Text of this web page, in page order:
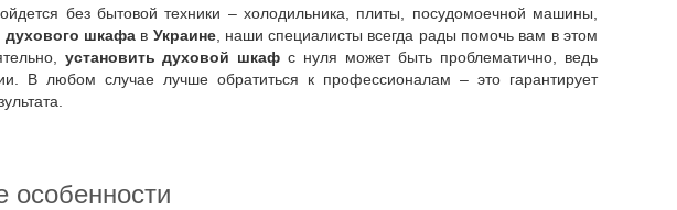
духового шкафа в Украине, наши специалисты всегда рады помочь вам в этом
установить духовой шкаф с нуля может быть проблематично, ведь
В любом случае лучше обратиться к профессионалам – это гарантирует
особенности